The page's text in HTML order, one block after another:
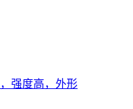
强度高，外形